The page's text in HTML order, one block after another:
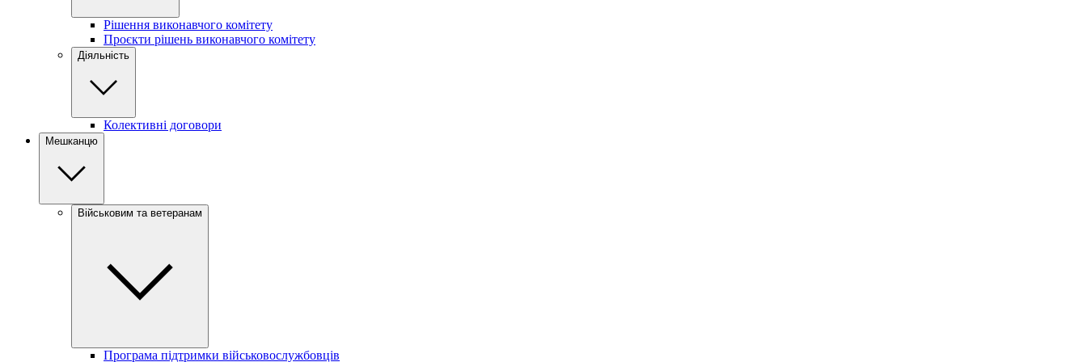
Рішення виконавчого комітету
Проєкти рішень виконавчого комітету
Діяльність
Колективні договори
Мешканцю
Військовим та ветеранам
Програма підтримки військовослужбовців